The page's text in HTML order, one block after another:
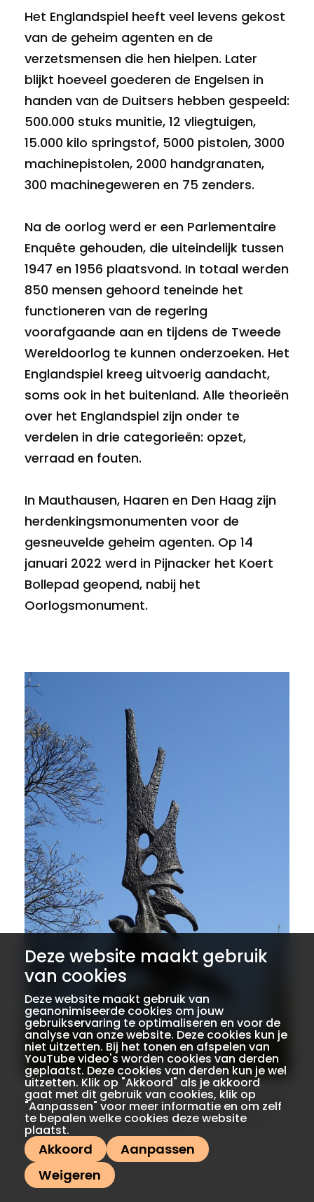
Deze website maakt gebruik
van cookies
Deze website maakt gebruik van
geanonimiseerde cookies om jouw
gebruikservaring te optimaliseren en voor de
analyse van onze website. Deze cookies kun je
niet uitzetten. Bij het tonen en afspelen van
YouTube video's worden cookies van derden
geplaatst. Deze cookies van derden kun je wel
uitzetten. Klik op "Akkoord" als je akkoord
gaat met dit gebruik van cookies, klik op
"Aanpassen" voor meer informatie en om zelf
te bepalen welke cookies deze website
plaatst.
Akkoord
Aanpassen
Weigeren
Het Englandspiel heeft veel levens gekost
van de geheim agenten en de
verzetsmensen die hen hielpen. Later
blijkt hoeveel goederen de Engelsen in
handen van de Duitsers hebben gespeeld:
500.000 stuks munitie, 12 vliegtuigen,
15.000 kilo springstof, 5000 pistolen, 3000
machinepistolen, 2000 handgranaten,
300 machinegeweren en 75 zenders.
Na de oorlog werd er een Parlementaire
Enquête gehouden, die uiteindelijk tussen
1947 en 1956 plaatsvond. In totaal werden
850 mensen gehoord teneinde het
functioneren van de regering
voorafgaande aan en tijdens de Tweede
Wereldoorlog te kunnen onderzoeken. Het
Englandspiel kreeg uitvoerig aandacht,
soms ook in het buitenland. Alle theorieën
over het Englandspiel zijn onder te
verdelen in drie categorieën: opzet,
verraad en fouten.
In Mauthausen, Haaren en Den Haag zijn
herdenkingsmonumenten voor de
gesneuvelde geheim agenten. Op 14
januari 2022 werd in Pijnacker het Koert
Bollepad geopend, nabij het
Oorlogsmonument.
De val van Icarus, een monument in Den Haag
ter herinnering aan het Englandspiel. Foto:
Wikifrits